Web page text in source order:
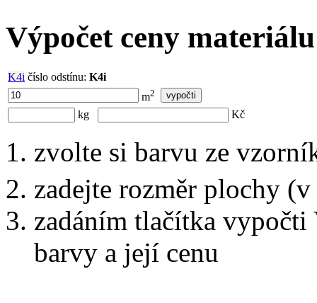
Výpočet ceny materiálu
K4i číslo odstínu: K4i
m2
kg Kč
zvolte si barvu ze
zadejte rozměr plochy (v
zadáním tlačítka vypočti
barvy a její cenu